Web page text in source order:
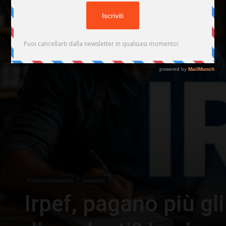
Punto Informazioni Lavoratori
Irpef, pagano più